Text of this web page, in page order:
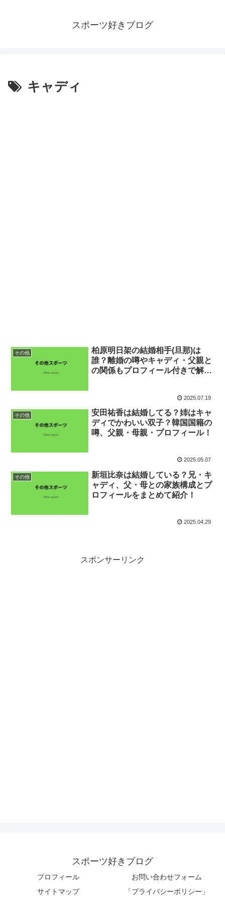
スポーツ好きブログ
キャディ
その他
柏原明日架の結婚相手(旦那)は
誰？離婚の噂やキャディ・父親と
の関係もプロフィール付きで解
2025.07.19
その他
安田祐香は結婚してる？姉はキャ
ディでかわいい双子？韓国国籍の
噂、父親・母親・プロフィール！
2025.05.07
その他
新垣比奈は結婚している？兄・キ
ャディ、父・母との家族構成とプ
ロフィールをまとめて紹介！
2025.04.29
スポンサーリンク
スポーツ好きブログ
プロフィール
お問い合わせフォーム
サイトマップ
「プライバシーポリシー」